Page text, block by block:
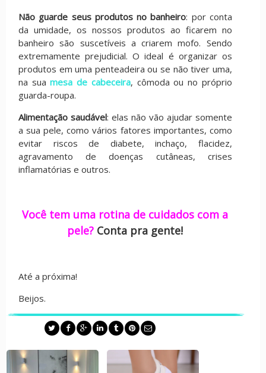
Não guarde seus produtos no banheiro: por conta
da umidade, os nossos produtos ao ficarem no
banheiro são suscetíveis a criarem mofo. Sendo
extremamente prejudicial. O ideal é organizar os
produtos em uma penteadeira ou se não tiver uma,
na suamesa de cabeceira, cômoda ou no próprio
guarda-roupa.
Alimentação saudável: elas não vão ajudar somente
a sua pele, como vários fatores importantes, como
evitar riscos de diabete, inchaço, flacidez,
agravamento de doenças cutâneas, crises
inflamatórias e outros.
Você tem uma rotina de cuidados com a
pele? Conta pra gente!
Até a próxima!
Beijos.